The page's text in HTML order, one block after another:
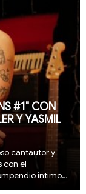
#1" CON
Y YASMIL
cantautor y
con el
íntimo